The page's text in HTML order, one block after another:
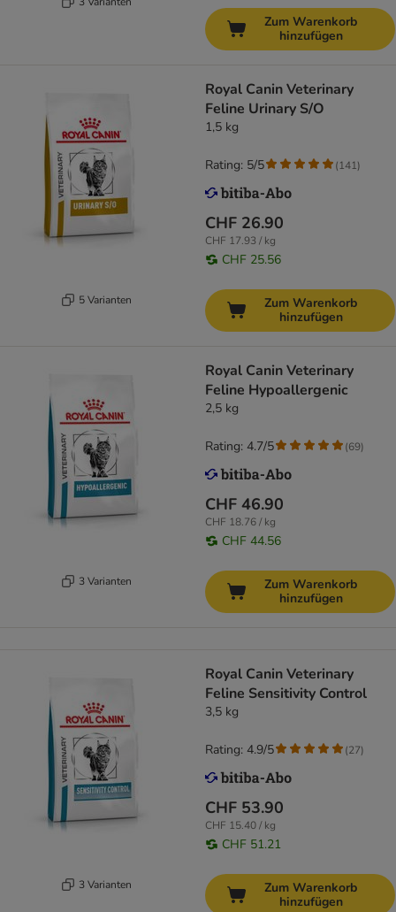
Zum Warenkorb
hinzufügen
5 Varianten
Royal Canin Veterinary
Feline Urinary S/O
1,5 kg
CHF 26.90
CHF 17.93 / kg
CHF 25.56
Rating: 5/5 (141)
Zum Warenkorb
hinzufügen
3 Varianten
Royal Canin Veterinary
Feline Hypoallergenic
2,5 kg
CHF 46.90
CHF 18.76 / kg
CHF 44.56
Rating: 4.7/5 (69)
Zum Warenkorb
hinzufügen
3 Varianten
Royal Canin Veterinary
Feline Sensitivity Control
3,5 kg
CHF 53.90
CHF 15.40 / kg
CHF 51.21
Rating: 4.9/5 (27)
Zum Warenkorb
hinzufügen